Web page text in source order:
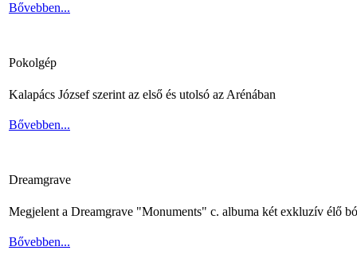
Bővebben...
Pokolgép
Kalapács József szerint az első és utolsó az Arénában
Bővebben...
Dreamgrave
Megjelent a Dreamgrave "Monuments" c. albuma két exkluzív élő
Bővebben...